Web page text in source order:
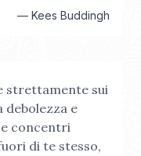
— Kees Buddingh
strettamente sui
debolezza e
concentri
di te stesso,